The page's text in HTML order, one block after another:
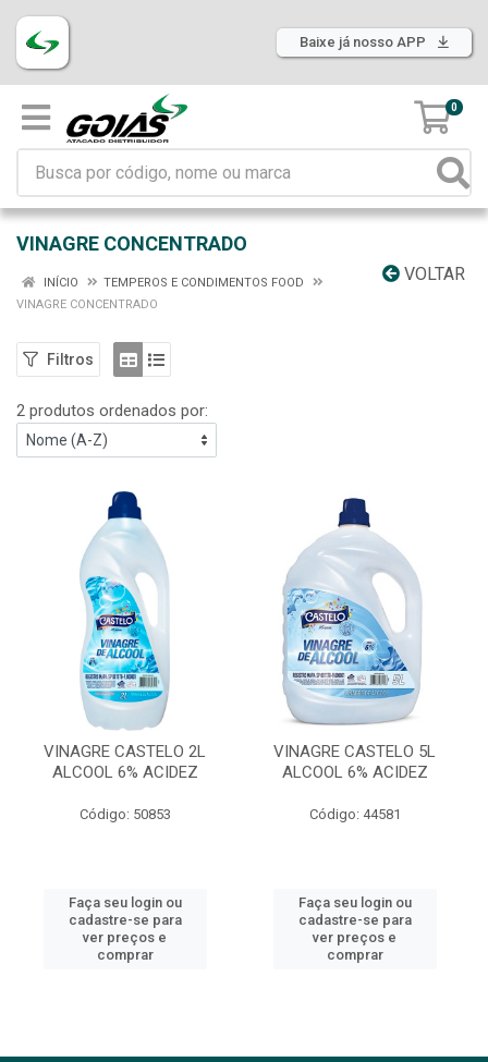
Baixe já nosso APP
0
VINAGRE CONCENTRADO
VOLTAR
INÍCIO
TEMPEROS E CONDIMENTOS FOOD
VINAGRE CONCENTRADO
Filtros
2 produtos ordenados por:
VINAGRE CASTELO 2L
ALCOOL 6% ACIDEZ
Código: 50853
Faça seu login ou
cadastre-se para
ver preços e
comprar
VINAGRE CASTELO 5L
ALCOOL 6% ACIDEZ
Código: 44581
Faça seu login ou
cadastre-se para
ver preços e
comprar